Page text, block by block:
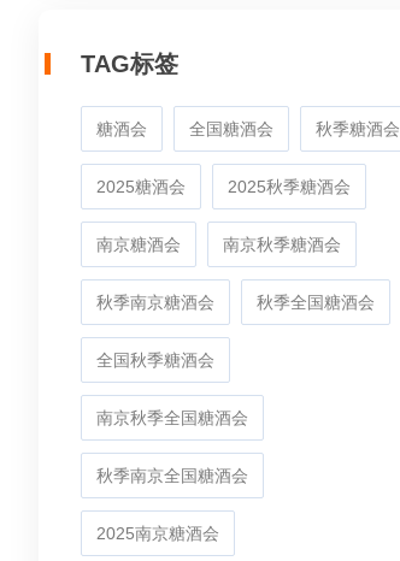
TAG标签
糖酒会 全国糖酒会 秋季糖酒会
2025糖酒会 2025秋季糖酒会
南京糖酒会 南京秋季糖酒会
秋季南京糖酒会 秋季全国糖酒会
全国秋季糖酒会
南京秋季全国糖酒会
秋季南京全国糖酒会
2025南京糖酒会